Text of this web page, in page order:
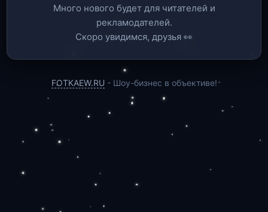
Много нового будет для читателей и
рекламодателей.
Скоро увидимся, друзья 👀
FOTKAEW.RU - Шоу-бизнес в объективе!